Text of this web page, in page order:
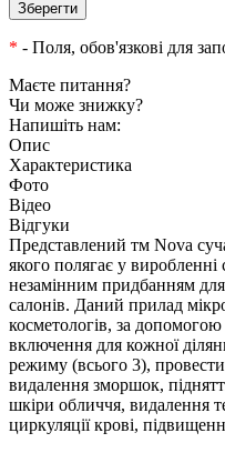
* - Поля, обов'язкові для
Маєте питання?
Чи може знижку?
Напишіть нам:
Опис
Характеристика
Фото
Відео
Відгуки
Представлений тм Nova
якого полягає у
незамінним придбанням
салонів. Даний прилад
косметологів, за допомогою
включення для кожної
режиму (всього 3),
видалення зморшок,
шкіри обличчя, видалення
циркуляції крові,